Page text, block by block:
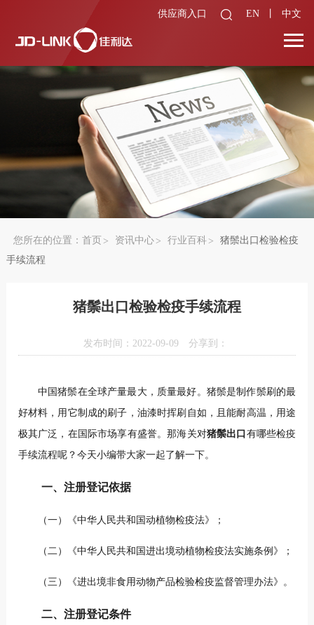
供应商入口 EN 中文
您所在的位置： 首页 资讯中心 行业百科
猪鬃出口检验检疫
手续流程
猪鬃出口检验检疫手续流程
发布时间：2022-09-09 分享到：
中国猪鬃在全球产量最大，质量最好。猪鬃是制作鬃刷的最
好材料，用它制成的刷子，油漆时挥刷自如，且能耐高温，用途
极其广泛，在国际市场享有盛誉。那海关对猪鬃出口 有哪些检疫
手续流程呢？今天小编带大家一起了解一下。
一、注册登记依据
（一）《中华人民共和国动植物检疫法》；
（二）《中华人民共和国进出境动植物检疫法实施条例》；
（三）《进出境非食用动物产品检验检疫监督管理办法》。
二、注册登记条件